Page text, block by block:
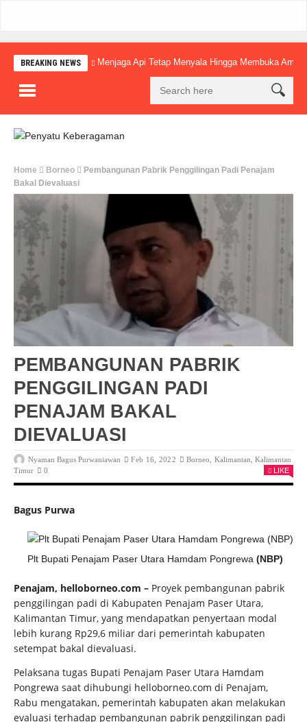
BREAKING NEWS Menjaga Api Tetap Menyala Hingga Membuka
Home Borneo
Pembangunan Pabrik Penggilingan Padi Penajam
Bakal Dievaluasi
PEMBANGUNAN PABRIK
PENGGILINGAN PADI
PENAJAM BAKAL
DIEVALUASI
Nyaman Bagus Purwaniawan Feb 16, 2022 Borneo Kalimantan ,Kalimantan
Timur
0 LIKE
Bagus Purwa
Plt Bupati Penajam Paser Utara Hamdam Pongrewa (NBP)
Penajam, helloborneo.com – Proyek pembangunan pabrik
penggilingan padi di Kabupaten Penajam Paser Utara,
Kalimantan Timur, yang mendapatkan penyertaan modal
lebih kurang Rp29,6 miliar dari pemerintah kabupaten
setempat bakal dievaluasi.
Pelaksana tugas Bupati Penajam Paser Utara Hamdam
Pongrewa saat dihubungi helloborneo.com di Penajam,
Rabu mengatakan, pemerintah kabupaten akan melakukan
evaluasi terhadap pembangunan pabrik penggilingan padi